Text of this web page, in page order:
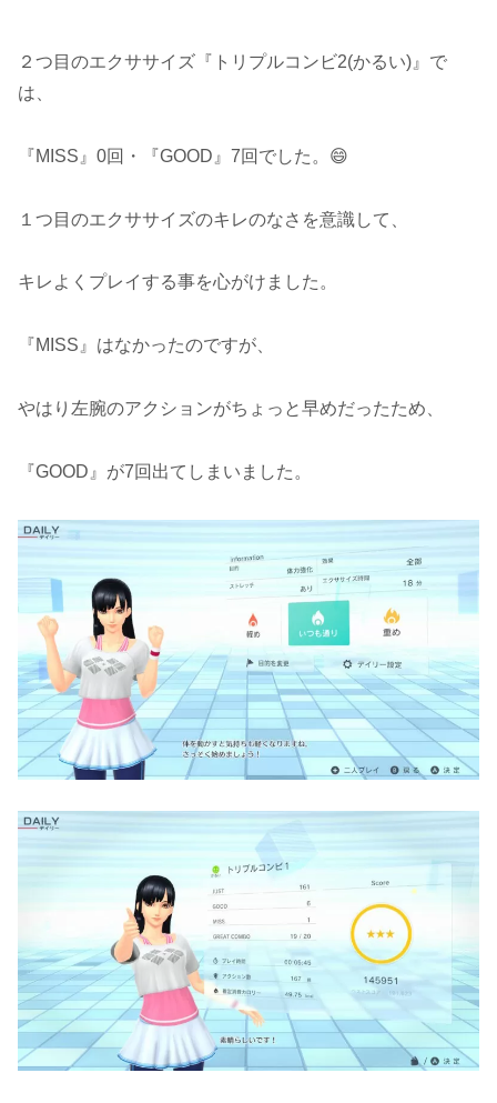
２つ目のエクササイズ『トリプルコンビ2(かるい)』で
は、
『MISS』0回・『GOOD』7回でした。😄
１つ目のエクササイズのキレのなさを意識して、
キレよくプレイする事を心がけました。
『MISS』はなかったのですが、
やはり左腕のアクションがちょっと早めだったため、
『GOOD』が7回出てしまいました。